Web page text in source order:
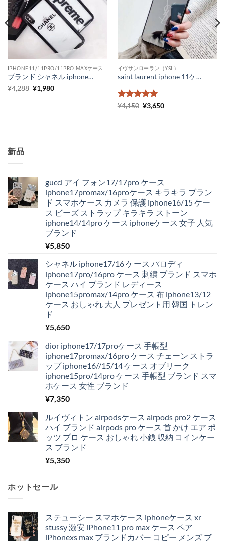
IPHONE11/11PRO/11PRO MAXケース
ブランド シャネル iphoneケース 透明 頑丈 Supreme クリア iPhone11 pro max スマホカバー おしゃれ iPhonexr ガラスケース おすすめ
¥4,288 元
¥1,980現
イヴサンローラン（YSL）
saint laurent iphone 11ケース 鏡面 メンズ ルイヴィトン アイフォンケース11pro ペア LV iPhone11promax xs xr ケース ハイブランド ロゴ 激安 通販
5段階中5の
¥4,150 元
¥3,650現
新品
gucci アイ フォン17/17pro ケース
iphone17promax/16proケース キラキラ ブラン
ド スマホケース カメラ 保護 iphone16/15 ケー
ス ビーズ ストラップ キラキラ ストーン
iphone14/14pro ケース iphoneケース 女子 人気
ブランド
¥5,850
シャネル iphone17/16 ケース パロディ
iphone17pro/16pro ケース 刺繍 ブランド スマホ
ケース ハイ ブランド レディース
iphone15promax/14pro ケース 布 iphone13/12
ケース おしゃれ 大人 プレゼント用 韓国 トレン
ド
¥5,650
dior iphone17/17proケース 手帳型
iphone17promax/16pro ケース チェーン ストラ
ップ iphone16//15/14 ケース オブリーク
iphone15pro/14pro ケース 手帳型 ブランド スマ
ホケース 女性 ブランド
¥7,350
ルイヴィトン airpodsケース airpods pro2 ケース
ハイ ブランド airpods pro ケース 首 かけ エア ポ
ッツ プロ ケース おしゃれ 小銭 収納 コインケー
ス ブランド
¥5,350
ホットセール
ステューシー スマホケース iphoneケース xr
stussy 激安 iPhone11 pro max ケース ペア
iPhonexs max ブランドカバー コピー メンズ ブ